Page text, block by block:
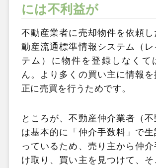
には不利益が
不動産業者に売却物件を依頼
動産流通標準情報システム（レ
テム）に物件を登録しなくて
ん。より多くの買い主に情報
正に売買を行うためです。
ところが、不動産仲介業者（不
は基本的に「仲介手数料」で
っているため、売り主から仲
け取り、買い主を見つけて、